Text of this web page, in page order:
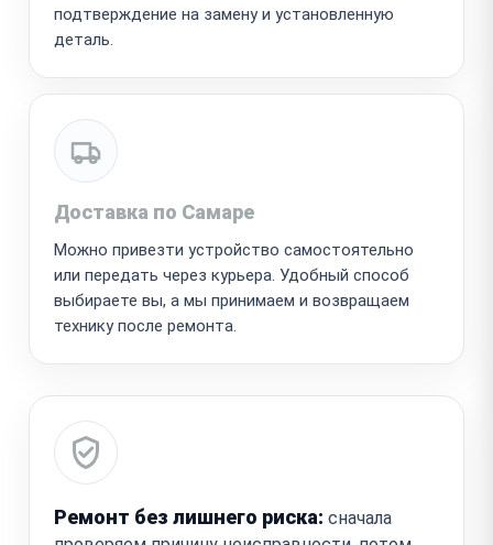
подтверждение на замену и установленную
деталь.
Доставка по Самаре
Можно привезти устройство самостоятельно
или передать через курьера. Удобный способ
выбираете вы, а мы принимаем и возвращаем
технику после ремонта.
Ремонт без лишнего риска: сначала